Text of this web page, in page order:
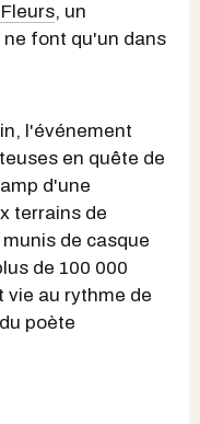
, un
font qu'un dans
l'événement
en quête de
d'une
terrains de
de casque
de 100 000
vie au rythme de
poète